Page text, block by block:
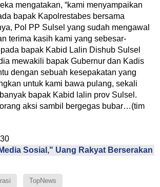
mengatakan, “kami menyampaikan
bapak Kapolrestabes bersama
Pol PP Sulsel yang sudah mengawal
terima kasih kami yang sebesar-
bapak Kabid Lalin Dishub Sulsel
mewakili bapak Gubernur dan Kadis
dengan sebuah kesepakatan yang
untuk kami bawa pulang, sekali
bapak Kabid lalin prov Sulsel.
aksi sambil bergegas bubar…(tim
Sosial," Uang Rakyat Berserakan
TopNews